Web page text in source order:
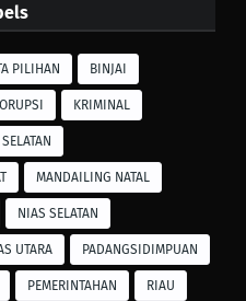
PILIHAN BINJAI
KRIMINAL
MANDAILING NATAL
NIAS SELATAN
UTARA PADANGSIDIMPUAN
PEMERINTAHAN RIAU